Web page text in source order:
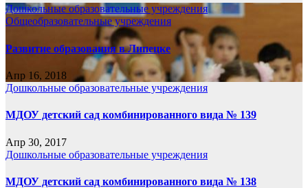
Дошкольные образовательные учреждения
Общеобразовательные учреждения
Развитие образования в Липецке
Апр 16, 2018
Дошкольные образовательные учреждения
МДОУ детский сад комбинированного вида № 139
Апр 30, 2017
Дошкольные образовательные учреждения
МДОУ детский сад комбинированного вида № 138